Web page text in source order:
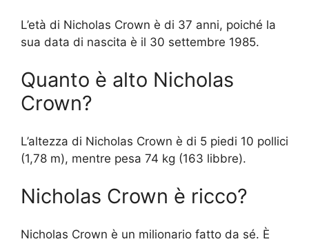
L’età di Nicholas Crown è di 37 anni, poiché la
sua data di nascita è il 30 settembre 1985.
Quanto è alto Nicholas
Crown?
L’altezza di Nicholas Crown è di 5 piedi 10 pollici
(1,78 m), mentre pesa 74 kg (163 libbre).
Nicholas Crown è ricco?
Nicholas Crown è un milionario fatto da sé. È